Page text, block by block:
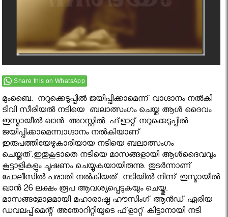
Share this on WhatsApp
മുംബൈ: നറുക്കെടുപ്പില്‍ ജയിപ്പിക്കാമെന്ന് വാഗ്ദാനം നല്‍കി
ടിവി സീരിയല്‍ നടിയെ ബലാത്സംഗം ചെയ്ത ആള്‍ ദൈവം
ഇസ്മായീല്‍ ഖാന്‍ അറസ്റ്റിൽ. ഫ്‌ളാറ്റ് നറുക്കെടുപ്പില്‍
ജയിപ്പിക്കാമെന്ന്വാഗ്ദാനം നല്‍കിയാണ്
ഇരുപത്തിയേഴുകാരിയായ നടിയെ ബലാത്സംഗം
ചെയ്തത്.ഇതുകൂടാതെ നടിയെ മാസങ്ങളായി ആള്‍ദൈവവും
കൂട്ടാളികളും ചൂഷണം ചെയ്യുകയായിരുന്നു. തുടര്‍ന്നാണ്
പോലീസില്‍ പരാതി നല്‍കിയത്. നടിയില്‍ നിന്ന് ഇസ്മായീല്‍
ഖാന്‍ 26 ലക്ഷം രൂപ ആവശ്യപ്പെടുകയും ചെയ്തു.
മാസങ്ങളോളമായി മഹാരാഷ്ട്ര ഹൗസിംഗ് ആന്‍ഡ് ഏരിയ
ഡവലപ്പ്‌മെന്റ് അതോറിറ്റിയുടെ ഫ്‌ളാറ്റ് കിട്ടാനായി നടി